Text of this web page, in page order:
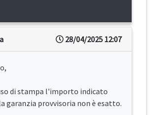
28/04/2025 12:07
di stampa l'importo indicato
garanzia provvisoria non è esatto.